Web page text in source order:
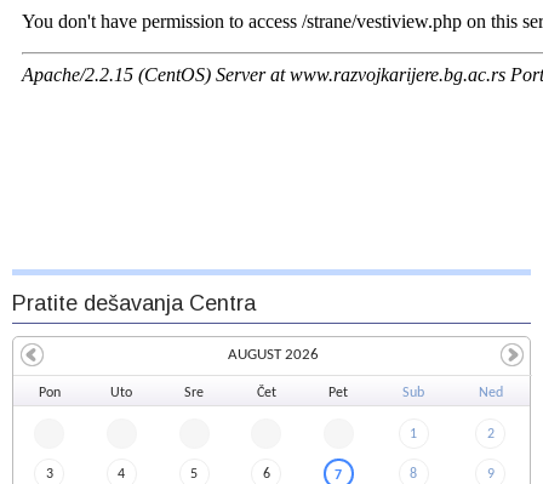
Kurs Veštine upravljanja karijerom
Resursi i linkovi
Pratite dešavanja Centra
Pon Uto Sre Čet Pet Sub Ned
1 2
3 4 5 6 7 8 9
AUGUST 2026